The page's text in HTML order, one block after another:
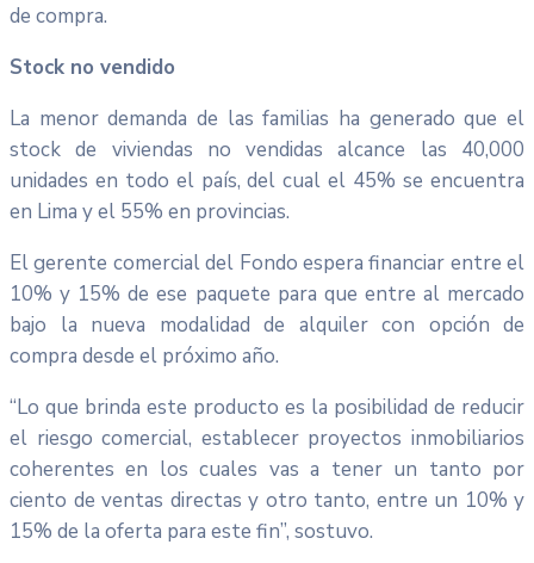
de compra.
Stock no vendido
La menor demanda de las familias ha generado que el
stock de viviendas no vendidas alcance las 40,000
unidades en todo el país, del cual el 45% se encuentra
en Lima y el 55% en provincias.
El gerente comercial del Fondo espera financiar entre el
10% y 15% de ese paquete para que entre al mercado
bajo la nueva modalidad de alquiler con opción de
compra desde el próximo año.
“Lo que brinda este producto es la posibilidad de reducir
el riesgo comercial, establecer proyectos inmobiliarios
coherentes en los cuales vas a tener un tanto por
ciento de ventas directas y otro tanto, entre un 10% y
15% de la oferta para este fin”, sostuvo.